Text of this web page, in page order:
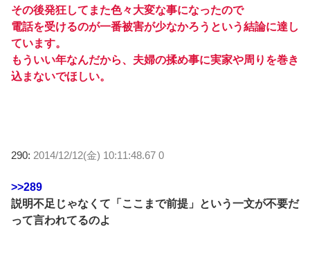
その後発狂してまた色々大変な事になったので
電話を受けるのが一番被害が少なかろうという結論に達し
ています。
もういい年なんだから、夫婦の揉め事に実家や周りを巻き
込まないでほしい。
290: 2014/12/12(金) 10:11:48.67 0
>>289
説明不足じゃなくて「ここまで前提」という一文が不要だ
って言われてるのよ